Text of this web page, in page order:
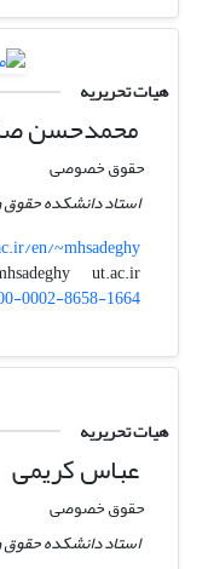
هیات تحریریه
محمدحسن
حقوق خصوصی
استاد دانشکده
en/~mhsadeghy
mhsadeghy
ut.ac.ir
0002-8658-1664
هیات تحریریه
عباس کریمی
حقوق خصوصی
استاد دانشکده